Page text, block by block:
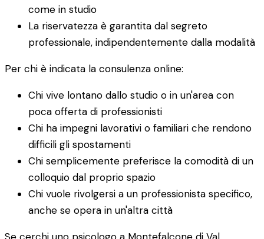
come in studio
La riservatezza è garantita dal segreto
professionale, indipendentemente dalla modalità
Per chi è indicata la consulenza online:
Chi vive lontano dallo studio o in un'area con
poca offerta di professionisti
Chi ha impegni lavorativi o familiari che rendono
difficili gli spostamenti
Chi semplicemente preferisce la comodità di un
colloquio dal proprio spazio
Chi vuole rivolgersi a un professionista specifico,
anche se opera in un'altra città